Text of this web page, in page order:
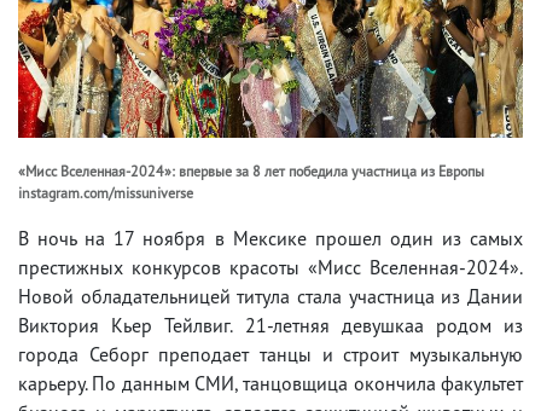
«Мисс Вселенная-2024»: впервые за 8 лет победила участница из Европы
instagram.com/missuniverse
В ночь на 17 ноября в Мексике прошел один из самых
престижных конкурсов красоты «Мисс Вселенная-2024».
Новой обладательницей титула стала участница из Дании
Виктория Кьер Тейлвиг. 21-летняя девушкаа родом из
города Себорг преподает танцы и строит музыкальную
карьеру. По данным СМИ, танцовщица окончила факультет